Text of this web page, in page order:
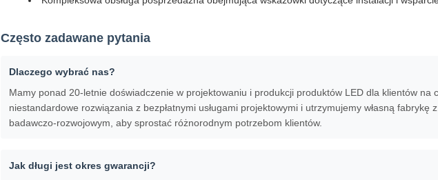
Często zadawane pytania
Dlaczego wybrać nas?
Mamy ponad 20-letnie doświadczenie w projektowaniu i produkcji produktów LED dla klientów na
niestandardowe rozwiązania z bezpłatnymi usługami projektowymi i utrzymujemy własną fabrykę
badawczo-rozwojowym, aby sprostać różnorodnym potrzebom klientów.
Jak długi jest okres gwarancji?